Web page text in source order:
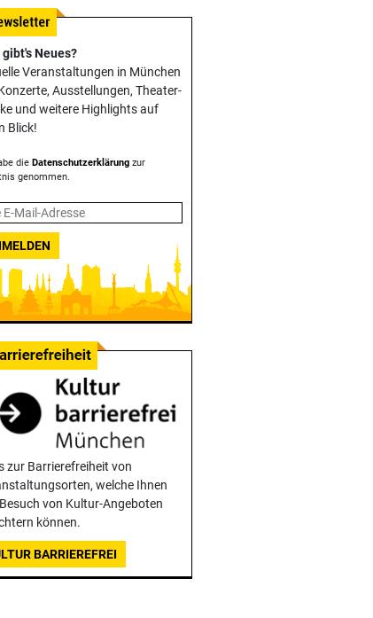
gibt's Neues?
Veranstaltungen in München
Ausstellungen, Theater­
und weitere Highlights auf
Blick!
die Datenschutzerklärung zur
genommen.
zur Barrierefreiheit von
welche Ihnen
von Kultur-Angeboten
können.
BARRIEREFREI